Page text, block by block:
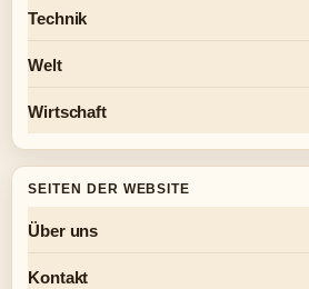
Technik
Welt
Wirtschaft
SEITEN DER WEBSITE
Über uns
Kontakt